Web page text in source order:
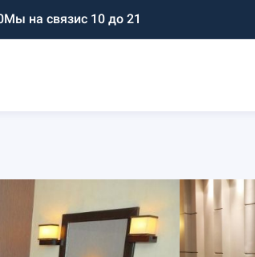
Мы на связис 10 до 21